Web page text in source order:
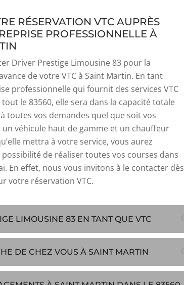
RÉSERVATION VTC AUPRÈS
PROFESSIONNELLE À
Driver Prestige Limousine 83 pour la
de votre VTC à Saint Martin. En tant
professionnelle qui fournit des services VTC
le 83560, elle sera dans la capacité totale
toutes vos demandes quel que soit vos
un véhicule haut de gamme et un chauffeur
mettra à votre service, vous aurez
de réaliser toutes vos courses dans
En effet, nous vous invitons à le contacter dès
votre réservation VTC.
LIMOUSINE 83 EN TANT QUE VTC
DE CHEZ VOUS À SAINT MARTIN